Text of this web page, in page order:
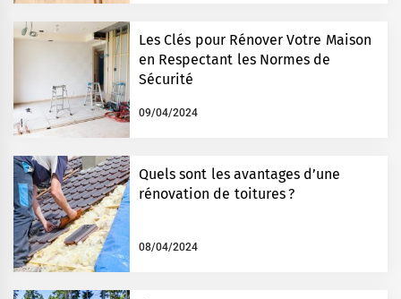
Les Clés pour Rénover Votre Maison
en Respectant les Normes de
Sécurité
09/04/2024
Quels sont les avantages d’une
rénovation de toitures ?
08/04/2024